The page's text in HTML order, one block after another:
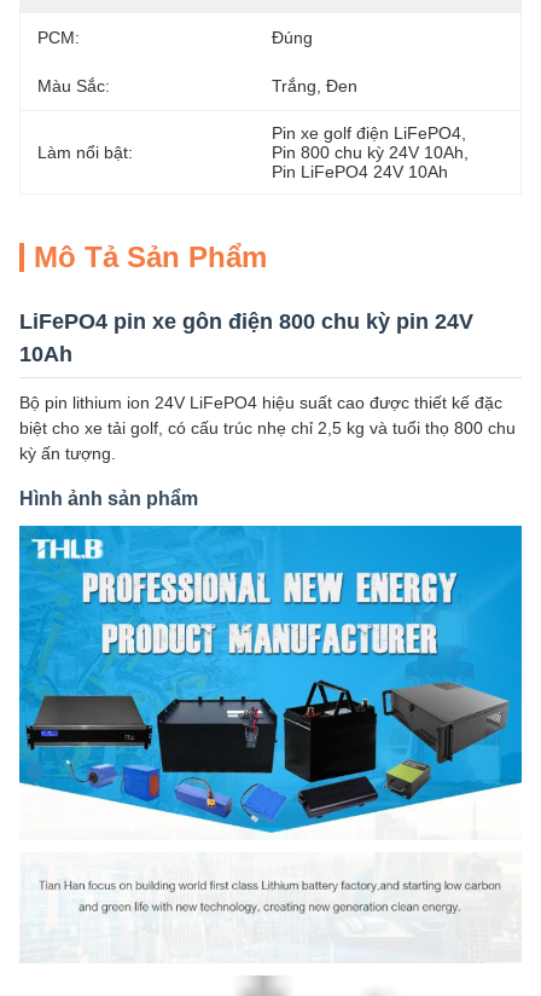
PCM: Đúng
Màu Sắc: Trắng, Đen
Làm nổi bật:
Pin xe golf điện LiFePO4
Pin 800 chu kỳ 24V 10Ah
Pin LiFePO4 24V 10Ah
Mô Tả Sản Phẩm
LiFePO4 pin xe gôn điện 800 chu kỳ pin 24V
10Ah
Bộ pin lithium ion 24V LiFePO4 hiệu suất cao được thiết kế đặc
biệt cho xe tải golf, có cấu trúc nhẹ chỉ 2,5 kg và tuổi thọ 800 chu
kỳ ấn tượng.
Hình ảnh sản phẩm